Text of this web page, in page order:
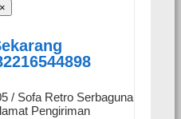
×
/ Sofa Retro Serbaguna
Pengiriman